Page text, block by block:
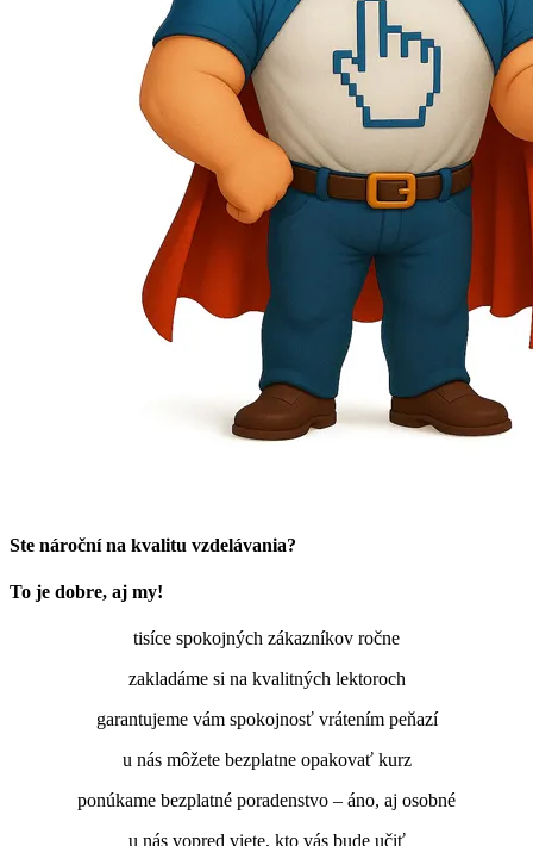
Ste nároční na kvalitu vzdelávania?
To je dobre, aj my!
tisíce spokojných zákazníkov ročne
zakladáme si na kvalitných lektoroch
garantujeme vám spokojnosť vrátením peňazí
u nás môžete bezplatne opakovať kurz
ponúkame bezplatné poradenstvo – áno, aj osobné
u nás vopred viete, kto vás bude učiť